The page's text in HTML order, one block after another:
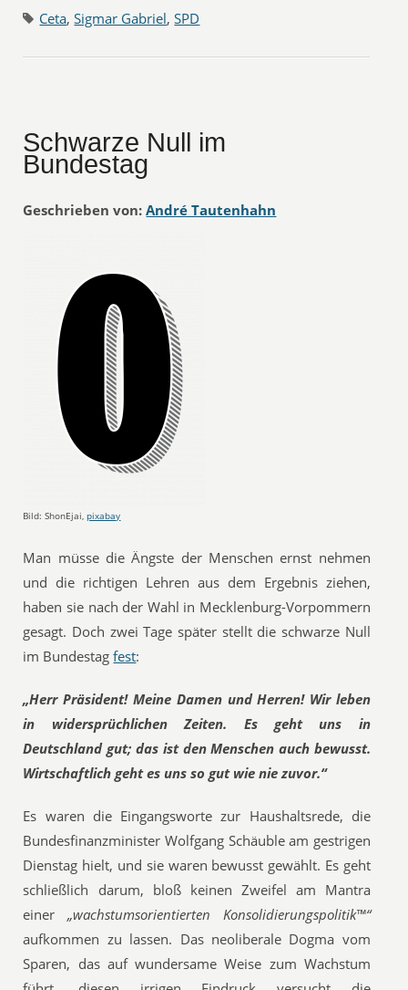
Ceta,Sigmar Gabriel,SPD
Schwarze Null im
Bundestag
Geschrieben von: André Tautenhahn
Bild: ShonEjai,pixabay
Man müsse die Ängste der Menschen ernst nehmen
und die richtigen Lehren aus dem Ergebnis ziehen,
haben sie nach der Wahl in Mecklenburg-Vorpommern
gesagt. Doch zwei Tage später stellt die schwarze Null
im Bundestagfest:
„Herr Präsident! Meine Damen und Herren! Wir leben
in widersprüchlichen Zeiten. Es geht uns in
Deutschland gut; das ist den Menschen auch bewusst.
Wirtschaftlich geht es uns so gut wie nie zuvor.“
Es waren die Eingangsworte zur Haushaltsrede, die
Bundesfinanzminister Wolfgang Schäuble am gestrigen
Dienstag hielt, und sie waren bewusst gewählt. Es geht
schließlich darum, bloß keinen Zweifel am Mantra
einer„wachstumsorientierten Konsolidierungspolitik™“
aufkommen zu lassen. Das neoliberale Dogma vom
Sparen, das auf wundersame Weise zum Wachstum